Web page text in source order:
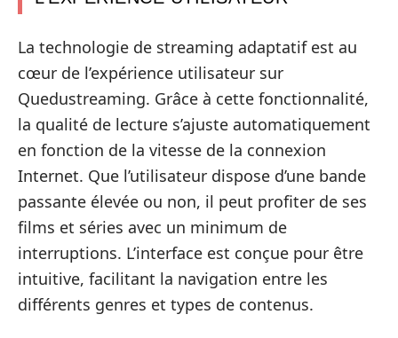
La technologie de streaming adaptatif est au
cœur de l’expérience utilisateur sur
Quedustreaming. Grâce à cette fonctionnalité,
la qualité de lecture s’ajuste automatiquement
en fonction de la vitesse de la connexion
Internet. Que l’utilisateur dispose d’une bande
passante élevée ou non, il peut profiter de ses
films et séries avec un minimum de
interruptions. L’interface est conçue pour être
intuitive, facilitant la navigation entre les
différents genres et types de contenus.